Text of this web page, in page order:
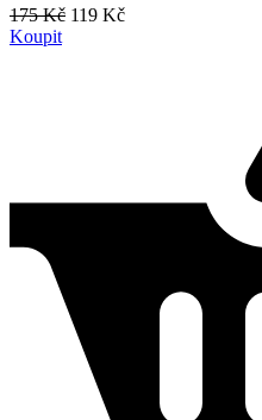
175 Kč 119 Kč
Koupit